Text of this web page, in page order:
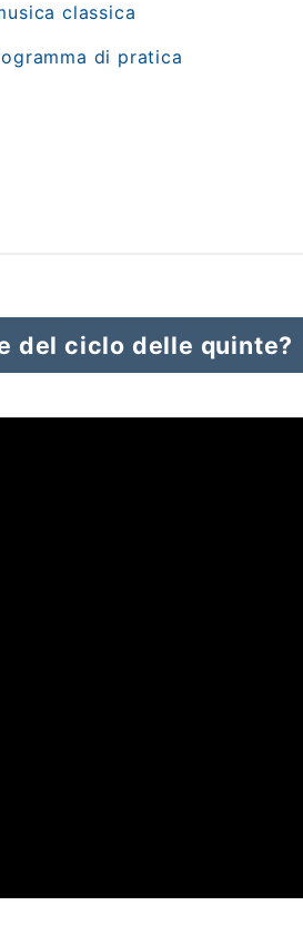
classica
di pratica
del ciclo delle quinte?